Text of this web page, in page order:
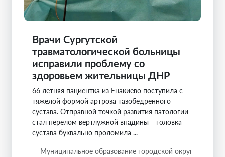
Врачи Сургутской
травматологической больницы
исправили проблему со
здоровьем жительницы ДНР
66-летняя пациентка из Енакиево поступила с
тяжелой формой артроза тазобедренного
сустава. Отправной точкой развития патологии
стал перелом вертлужной впадины – головка
сустава буквально проломила ...
Муниципальное образование городской округ